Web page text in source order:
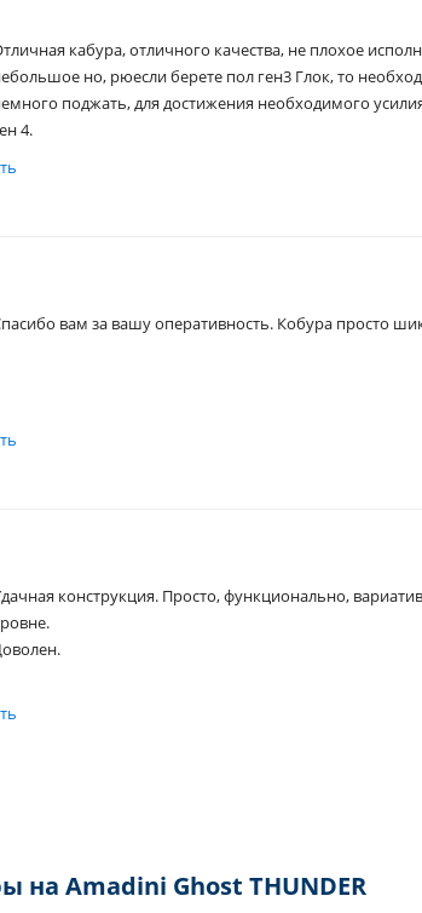
кабура, отличного качества, не плохое
но, рюесли берете пол ген3 Глок, то
поджать, для достижения необходимого
4.
вам за вашу оперативность. Кобура просто
конструкция. Просто, функционально,
на Amadini Ghost THUNDER